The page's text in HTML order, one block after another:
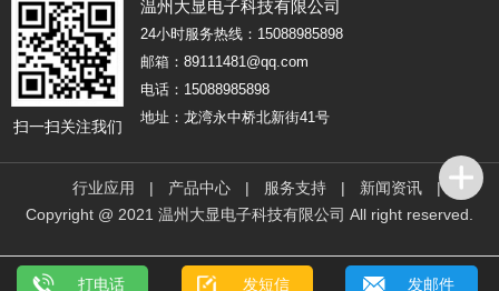
扫一扫关注我们
温州大显电子科技有限公司
24小时服务热线：15088985898
邮箱：89111481@qq.com
电话：15088985898
地址：龙湾永中桥北新街41号
行业应用 | 产品中心 | 服务支持 | 新闻资讯
|
Copyright @ 2021 温州大显电子科技有限公司 All right reserved.
打电话 发短信 发邮件